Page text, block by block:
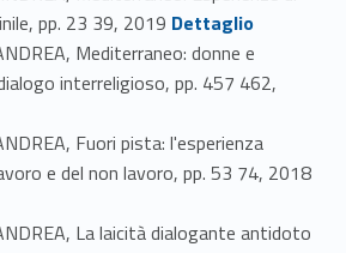
pp. 23 39, 2019 Link identifier #identifier_person_139073-47
Dettaglio
Mediterraneo: donne e
interreligioso, pp. 457 462,
Fuori pista: l'esperienza
e del non lavoro, pp. 53 74, 2018
La laicità dialogante antidoto